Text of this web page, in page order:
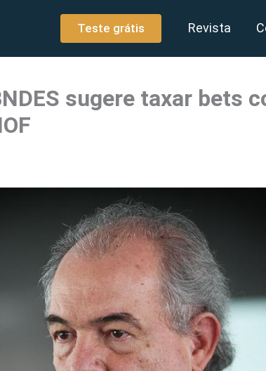
Teste grátis Revista
sugere taxar bets